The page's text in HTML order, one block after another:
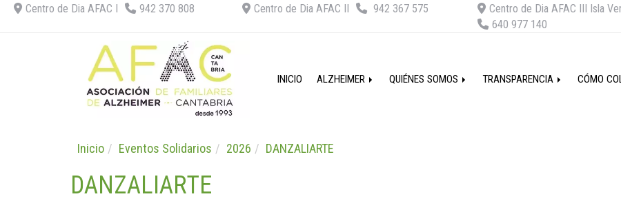
Centro de Dia AFAC I 942 370 808 Centro de Dia AFAC II 942 367 575
Centro de Dia AFAC III Isla
640 977 140
INICIO ALZHEIMER QUIÉNES SOMOS TRANSPARENCIA CÓMO
Inicio Eventos Solidarios 2026 DANZALIARTE
DANZALIARTE